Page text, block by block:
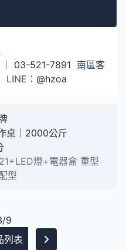
03-521-7891 南區客
LINE： @hzoa
桌｜2000公斤
燈+電器盒 重型
型
9
列表